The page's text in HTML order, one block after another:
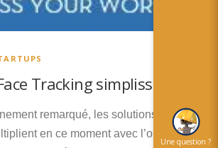
日本語
Español
Tracking simplissime !
remarqué, les solutions de réalité
en ce moment avec l’objectif
Une question ?